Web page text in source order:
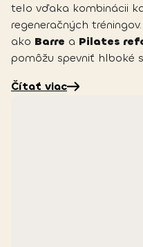
telo vďaka kombinácii
regeneračných
ako Barre a Pilates
pomôžu spevniť hlboké
Čítať viac